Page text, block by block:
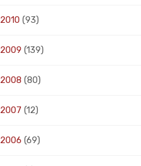
2010(93)
2009 (139)
2008 (80)
2007 (12)
2006 (69)